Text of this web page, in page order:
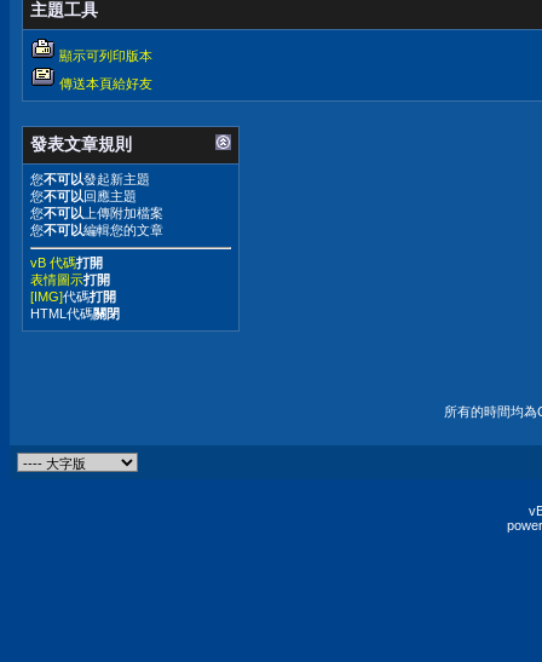
主題工具
顯示可列印版本
傳送本頁給好友
發表文章規則
您不可以發起新主題
您不可以 回應主題
您不可以 上傳附加檔案
您不可以編輯您的文章
vB 代碼打開
表情圖示打開
[IMG]代碼打開
HTML代碼關閉
所有的時間均為